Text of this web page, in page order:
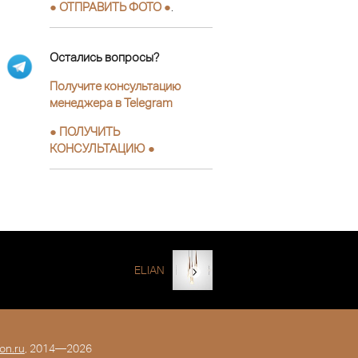
● ОТПРАВИТЬ ФОТО ●
Остались вопросы?
Получите консультацию
менеджера в Telegram
● ПОЛУЧИТЬ
КОНСУЛЬТАЦИЮ ●
ELIAN
, 2014—2026